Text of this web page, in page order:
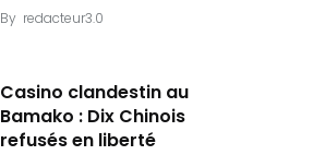
By redacteur3.0
Casino clandestin au
Bamako : Dix Chinois
refusés en liberté